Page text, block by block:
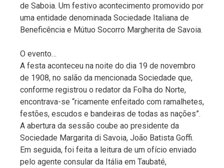
de Saboia. Um festivo acontecimento promovido por
uma entidade denominada Sociedade Italiana de
Beneficência e Mútuo Socorro Margherita de Savoia.
O evento…
A festa aconteceu na noite do dia 19 de novembro
de 1908, no salão da mencionada Sociedade que,
conforme registrou o redator da Folha do Norte,
encontrava-se “ricamente enfeitado com ramalhetes,
festões, escudos e bandeiras de todas as nações”.
A abertura da sessão coube ao presidente da
Sociedade Margarita di Savoia, João Batista Goffi.
Em seguida, foi feita a leitura de um ofício enviado
pelo agente consular da Itália em Taubaté,